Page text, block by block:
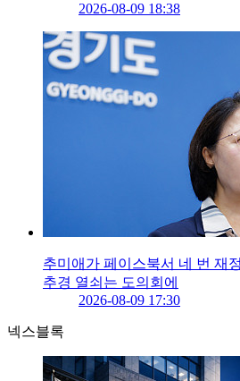
2026-08-09 18:38
추미애가 페이스북서 네 번 재
추경 열쇠는 도의회에
2026-08-09 17:30
넥스블록